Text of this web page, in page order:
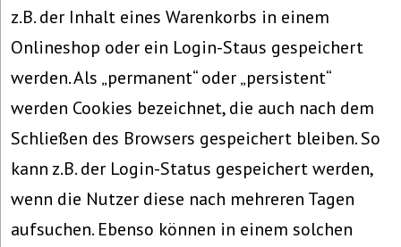
z.B. der Inhalt eines Warenkorbs in einem
Onlineshop oder ein Login-Staus gespeichert
werden. Als „permanent“ oder „persistent“
werden Cookies bezeichnet, die auch nach dem
Schließen des Browsers gespeichert bleiben. So
kann z.B. der Login-Status gespeichert werden,
wenn die Nutzer diese nach mehreren Tagen
aufsuchen. Ebenso können in einem solchen